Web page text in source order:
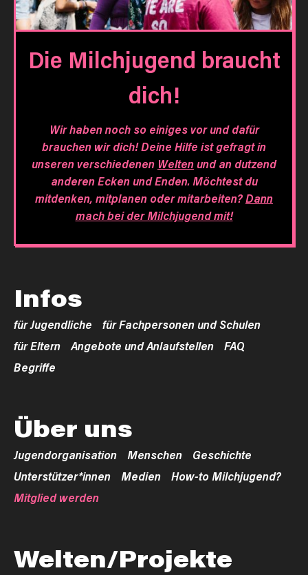
Die Milchjugend braucht
dich!
Wir haben noch so einiges vor und dafür
brauchen wir dich! Deine Hilfe ist gefragt in
unseren verschiedenen Weltenund an dutzend
anderen Ecken und Enden. Möchtest du
mitdenken, mitplanen oder mitarbeiten?Dann
mach bei der Milchjugend mit!
Infos
für Jugendliche
für Fachpersonen und Schulen
für Eltern
Angebote und Anlaufstellen
FAQ
Begriffe
Über uns
Jugendorganisation Menschen
Geschichte
Unterstützer*innen
Medien
How-to Milchjugend?
Mitglied werden
Welten/Projekte